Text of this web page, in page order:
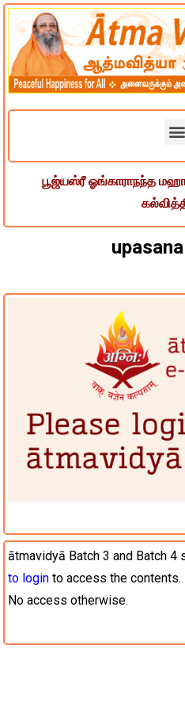
பூஜ்யஸ்ரீ ஓங்காராநந்த
ātmavidyā Batch 3 and Batch 4
to login to access the contents.
No access otherwise.